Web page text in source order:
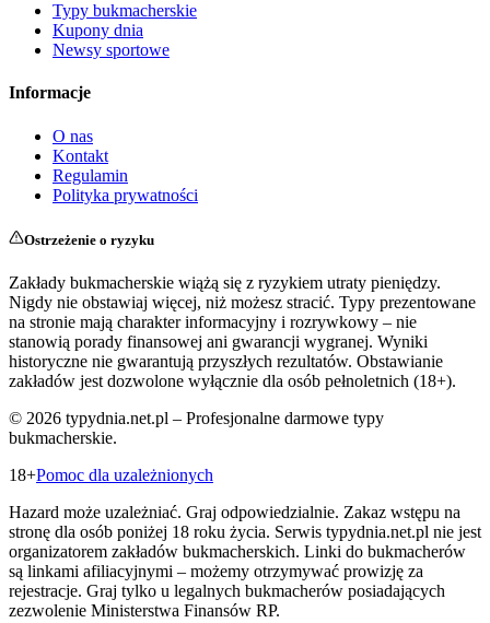
Typy bukmacherskie
Kupony dnia
Newsy sportowe
Informacje
O nas
Kontakt
Regulamin
Polityka prywatności
Ostrzeżenie o ryzyku
Zakłady bukmacherskie wiążą się z ryzykiem utraty pieniędzy.
Nigdy nie obstawiaj więcej, niż możesz stracić. Typy prezentowane
na stronie mają charakter informacyjny i rozrywkowy – nie
stanowią porady finansowej ani gwarancji wygranej. Wyniki
historyczne nie gwarantują przyszłych rezultatów. Obstawianie
zakładów jest dozwolone wyłącznie dla osób pełnoletnich (18+).
© 2026 typydnia.net.pl – Profesjonalne darmowe typy
bukmacherskie.
18+Pomoc dla uzależnionych
Hazard może uzależniać. Graj odpowiedzialnie. Zakaz wstępu na
stronę dla osób poniżej 18 roku życia. Serwis typydnia.net.pl nie jest
organizatorem zakładów bukmacherskich. Linki do bukmacherów
są linkami afiliacyjnymi – możemy otrzymywać prowizję za
rejestracje. Graj tylko u legalnych bukmacherów posiadających
zezwolenie Ministerstwa Finansów RP.